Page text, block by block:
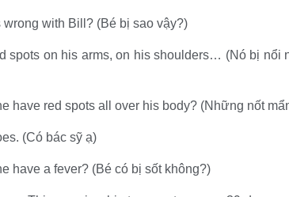
wrong with Bill? (Bé bị sao vậy?)
spots on his arms, on his shoulders… (Nó bị nổi
have red spots all over his body? (Những nốt
(Có bác sỹ ạ)
have a fever? (Bé có bị sốt không?)